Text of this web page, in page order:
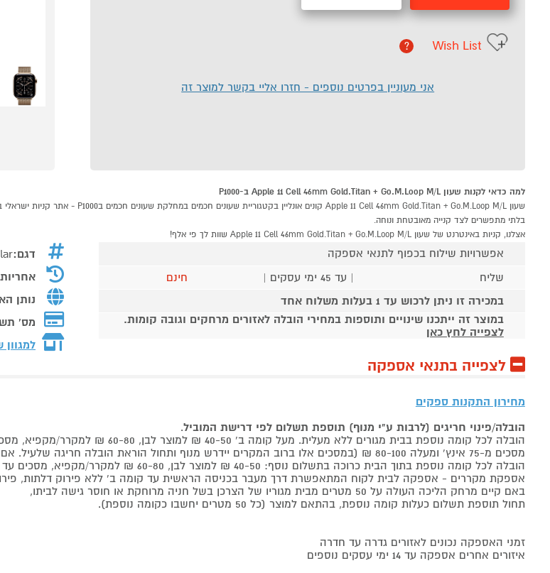
Wish List
?
אני מעוניין בפרטים נוספים - חזרו אליי בקשר למוצר זה
למה כדאי לקנות שעון Apple 11 Cell 46mm Gold.Titan + Go.M.Loop M/L ב-P1000
בלתי מתפשרים לצד קנייה מאובטחת ונוחה.
אצלנו, קניות באינטרנט של שעון Apple 11 Cell 46mm Gold.Titan + Go.M.Loop M/L שוות לך פי אלף!
אפשרויות שילוח בכפוף לתנאי אספקה
שליח
| עד 45 ימי עסקים |
חינם
במכירה זו ניתן לרכוש עד 1 בעלות משלוח אחד
במוצר זה ייתכנו שינויים ותוספות במחירי הובלה לאזורים מרחקים וגובה קומות.
לצפייה לחץ כאן
דגם:
נותן
מס'
לצפייה בתנאי אספקה
מחירון התקנות ספקים
הובלה/פינוי חריגים (לרבות ע"י מנוף) תוספת תשלום לפי דרישת המוביל.
הובלה לכל קומה נוספת בבית מגורים ללא מעלית. מעל קומה ב' 40-50 ₪ למוצר לבן, 60-80 ₪ למקרר/מקפיא, מסכים עד 65 אינץ' בין 50-80 ₪
מסכים מ-75 אינץ' ומעלה 80-100 ₪ (במסכים אלו ברוב המקרים יידרש מנוף ותחול הוראת הובלה חריגה שלעיל. אם לא יידרש מנוף תחול תוספת הקומות כבר מהקומה הראשונה)
הובלה לכל קומה נוספת בתוך הבית כרוכה בתשלום נוסף: 40-50 ₪ למוצר לבן, 60-80 ₪ למקרר/מקפיא, מסכים עד 65 אינץ' בין 50-80 ₪, מסכים מ-75 אינץ' ומעלה 80-100 ₪.
אספקת מקררים - אספקה לבית לקוח המתאפשרת דרך מעבר בכניסה הראשית עד קומה ב' ללא פירוק דלתות, פירוק כל דלת 60 ₪ תוספת
באם קיים מרחק הליכה העולה על 50 מטרים מבית מגוריו של הצרכן בשל חניה מרוחקת או חוסר גישה לביתו,
תחול תוספת תשלום כעלות קומה נוספת, בהתאם למוצר (כל 50 מטרים יחשבו כקומה נוספת).
זמני האספקה נכונים לאזורים גדרה עד חדרה
איזורים אחרים אספקה עד 14 ימי עסקים נוספים